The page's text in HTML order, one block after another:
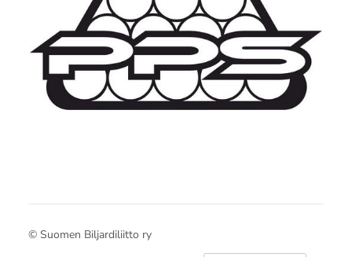
© Suomen Biljardiliitto ry